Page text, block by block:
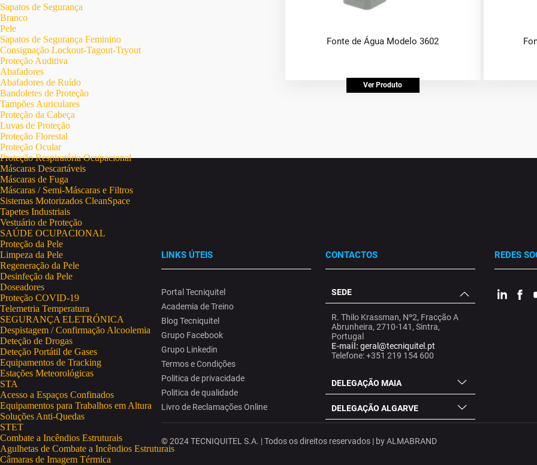
Sapatos de Segurança
Branco
Pele
Sapatos de Segurança Feminino
Consignação Lockout-Tagout-Tryout
Proteção Auditiva
Abafadores
Abafadores de Ruído
Bandoletes de Proteção
Tampões Auriculares
Proteção da Cabeça
Luvas de Proteção
Proteção Florestal
Proteção Ocular
Proteção Respiratória Ocupacional
Máscaras Descartáveis
Máscaras de Fuga
Máscaras / Semi-Máscaras e Filtros
Sistemas Motorizados CleanSpace
Tapetes Industriais
Vestuário de Proteção
SAÚDE OCUPACIONAL
Proteção da Pele
Limpeza da Pele
Regeneração da Pele
Desinfeção da Pele
Doseadores
Proteção COVID-19
Telemetria Temperatura
SEGURANÇA ELETRÓNICA
Despistagem / Confirmação Alcoolemia
Deteção de Drogas
Deteção Portátil de Gases
Equipamentos de Tracking
Estações Meteorológicas
STA
Acesso a Espaços Confinados
Equipamentos para Trabalhos em Altura
Soluções Anti-Quedas
STET
Combate a Incêndios Estruturais
Agulhetas de Combate a Incêndios Estruturais
Câmaras de Imagem Térmica
Fonte de Água Modelo 3602
Ver Produto
LINKS ÚTEIS
Portal Tecniquitel
Academia de Treino
Blog Tecniquitel
Grupo Facebook
Grupo Linkedin
Termos e Condições
Politica de privacidade
Politica de qualidade
Livro de Reclamações Online
CONTACTOS
SEDE
R. Thilo Krassman, Nº2, Fracção A
Abrunheira, 2710-141, Sintra,
Portugal
E-mail: geral@tecniquitel.pt
Telefone: +351 219 154 600
DELEGAÇÃO MAIA
DELEGAÇÃO ALGARVE
REDES
© 2024 TECNIQUITEL S.A. | Todos os direitos reservados | byALMABRAND